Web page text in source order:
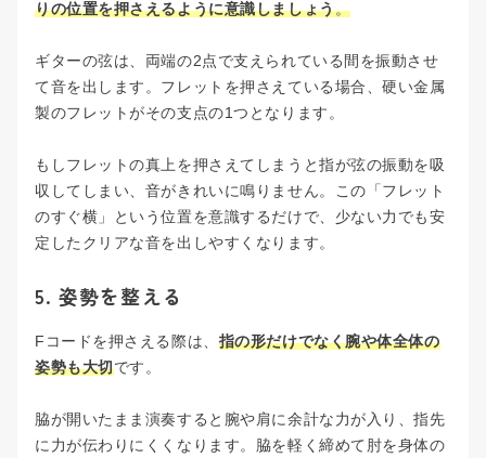
りの位置を押さえるように意識しましょう。
ギターの弦は、両端の2点で支えられている間を振動させ
て音を出します。フレットを押さえている場合、硬い金属
製のフレットがその支点の1つとなります。
もしフレットの真上を押さえてしまうと指が弦の振動を吸
収してしまい、音がきれいに鳴りません。この「フレット
のすぐ横」という位置を意識するだけで、少ない力でも安
定したクリアな音を出しやすくなります。
5. 姿勢を整える
Fコードを押さえる際は、 指の形だけでなく腕や体全体の
姿勢も大切です。
脇が開いたまま演奏すると腕や肩に余計な力が入り、指先
に力が伝わりにくくなります。脇を軽く締めて肘を身体の